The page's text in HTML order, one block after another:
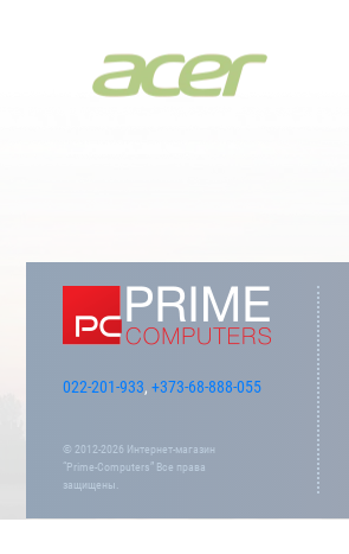
022-201-933, +373-68-888-055
© 2012-2026 Интернет-магазин
“Prime-Computers” Все права
защищены.